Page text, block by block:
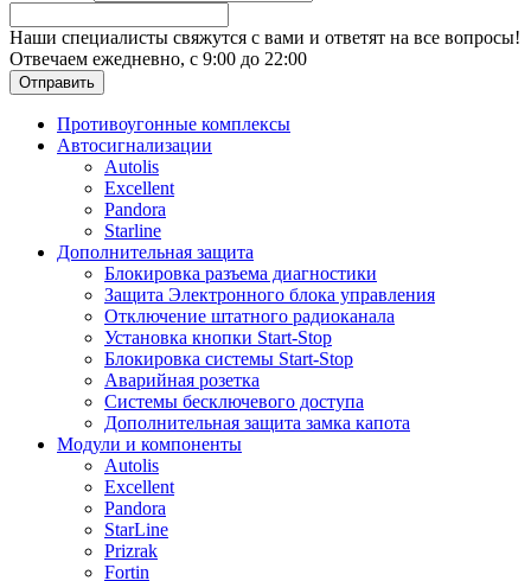
Наши специалисты свяжутся с вами и ответят на все вопросы!
Отвечаем ежедневно, с 9:00 до 22:00
Отправить
Противоугонные комплексы
Автосигнализации
Autolis
Excellent
Pandora
Starline
Дополнительная защита
Блокировка разъема диагностики
Защита Электронного блока управления
Отключение штатного радиоканала
Установка кнопки Start-Stop
Блокировка системы Start-Stop
Аварийная розетка
Системы бесключевого доступа
Дополнительная защита замка капота
Модули и компоненты
Autolis
Excellent
Pandora
StarLine
Prizrak
Fortin